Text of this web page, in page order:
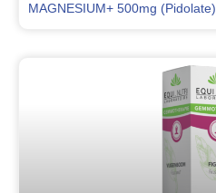
MAGNESIUM+ 500mg (Pidolate)